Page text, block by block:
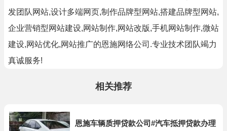
发团队网站,设计多端网页,制作品牌型网站,搭建品牌型网站,
企业营销型网站建设,网站制作,网站改版,手机网站制作,微站
建设,网站优化,网站推广的恩施网络公司.专业技术团队竭力
真诚服务!
相关推荐
恩施车辆质押贷款公司#汽车抵押贷款办理